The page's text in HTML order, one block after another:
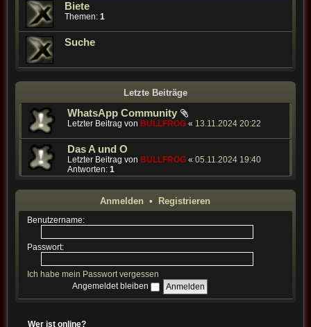
Biete
Themen: 1
Suche
Letzte Beiträge
WhatsApp Community
Letzter Beitrag von BULLFROG« 13.11.2024 20:22
Das A und O
Letzter Beitrag von BULLFROG« 05.11.2024 19:40
Antworten: 1
Anmelden • Registrieren
Benutzername:
Passwort:
Ich habe mein Passwort vergessen
Angemeldet bleiben
Wer ist online?